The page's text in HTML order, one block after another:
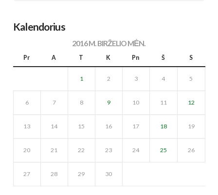
Kalendorius
2016 M. BIRŽELIO MĖN.
Pr A T K Pn Š S
1 2 3 4 5
6 7 8 9 10 11 12
13 14 15 16 17 18 19
20 21 22 23 24 25 26
27 28 29 30